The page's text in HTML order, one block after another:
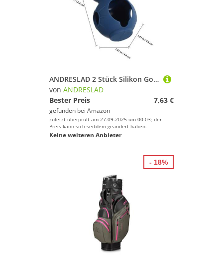
ANDRESLAD 2 Stück Silikon Golfballhalter Dual Ball Aufbewahrungsschützer Leicht Kompakt Tragbar für Golftasche Zubehör
von ANDRESLAD
Bester Preis
7,63 €
gefunden bei Amazon
zuletzt überprüft am 27.09.2025 um 00:03; der
Preis kann sich seitdem geändert haben.
Keine weiteren Anbieter
- 18%